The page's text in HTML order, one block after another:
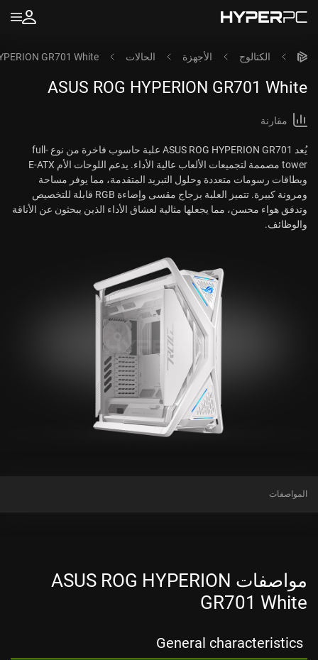
الكتالوج الأجهزة الحالات GR701 White
ASUS ROG HYPERION GR701 White
مقارنة
يُعد ASUS ROG HYPERION GR701 علبة حاسوب فاخرة من نوع full-
tower مصممة لتجميعات الألعاب عالية الأداء. يدعم اللوحات الأم E-ATX
وبطاقات رسومات متعددة وحلول التبريد المتقدمة، مما يوفر مساحة
ومرونة كبيرة. تتميز العلبة بزجاج مقسى وإضاءة RGB قابلة للتخصيص
وتدفق هواء محسن، مما يجعلها مثالية لعشاق الأداء الذين يبحثون عن الأناقة
والوظائف.
المواصفات
مواصفات ASUS ROG HYPERION
GR701 White
General characteristics